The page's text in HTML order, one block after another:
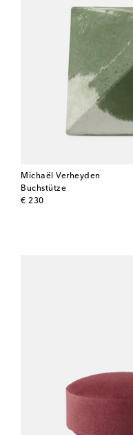
Michaël Verheyden
Buchstütze
€ 230
original price